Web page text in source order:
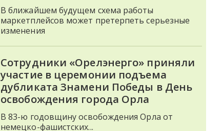
В ближайшем будущем схема работы
маркетплейсов может претерпеть серьезные
изменения
Сотрудники «Орелэнерго» приняли
участие в церемонии подъема
дубликата Знамени Победы в День
освобождения города Орла
В 83-ю годовщину освобождения Орла от
немецко-фашистских...